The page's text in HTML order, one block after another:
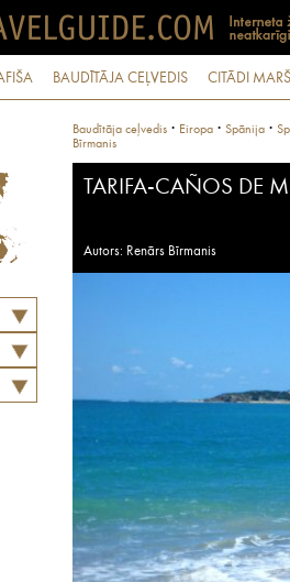
BAUDĪTĀJA CEĻVEDIS CITĀDI
Baudītāja ceļvedis · Eiropa · Spānija ·
Bīrmanis
TARIFA-CAÑOS DE
Autors: Renārs Bīrmanis